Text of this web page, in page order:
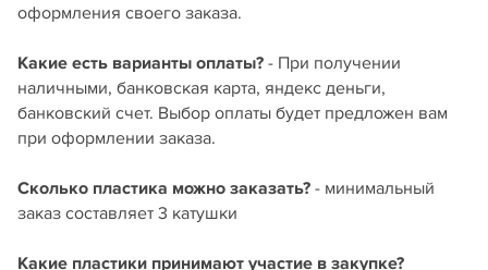
оформления своего заказа.
Какие есть варианты оплаты? - При получении
наличными, банковская карта, яндекс деньги,
банковский счет. Выбор оплаты будет предложен вам
при оформлении заказа.
Сколько пластика можно заказать? - минимальный
заказ составляет 3 катушки
Какие пластики принимают участие в закупке?